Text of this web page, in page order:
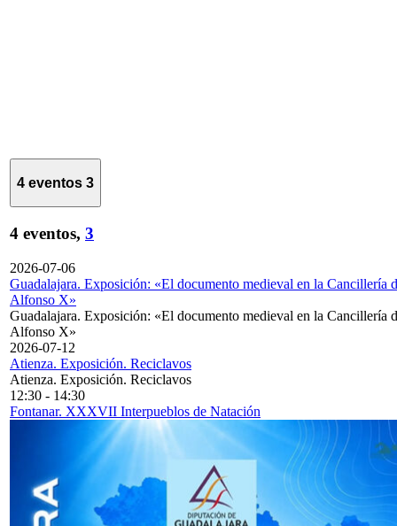
4 eventos 3
4 eventos, 3
2026-07-06
Guadalajara. Exposición: «El documento medieval en la Cancillería
Alfonso X»
Guadalajara. Exposición: «El documento medieval en la Cancillería
Alfonso X»
2026-07-12
Atienza. Exposición. Reciclavos
Atienza. Exposición. Reciclavos
12:30 - 14:30
Fontanar. XXXVII Interpueblos de Natación